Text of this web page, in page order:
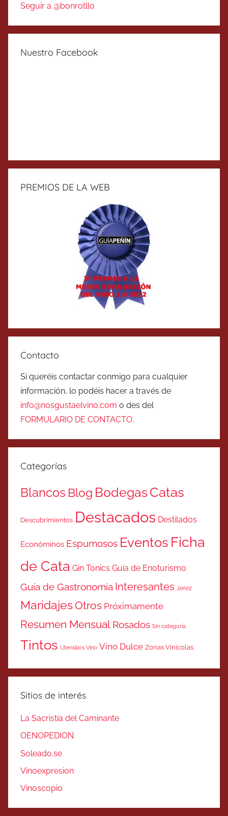
Seguir a @bonrotllo
Nuestro Facebook
PREMIOS DE LA WEB
Contacto
Si queréis contactar conmigo para cualquier
información, lo podéis hacer a través de
info@nosgustaelvino.com o des del
FORMULARIO DE CONTACTO.
Categorías
Blancos Blog BodegasCatas
Descubrimientos Destacados Destilados
Económinos Espumosos Eventos Ficha
de Cata Gin Tonics Guía de Enoturismo
Guía de Gastronomía Interesantes Jerez
MaridajesOtros Próximamente
Resumen Mensual Rosados Sin categoría
Tintos Utensilios Vino Vino Dulce Zonas Vinicolas
Sitios de interés
La Sacristía del Caminante
OENOPEDION
Soleado.se
Vinoexpresion
Vinoscopio